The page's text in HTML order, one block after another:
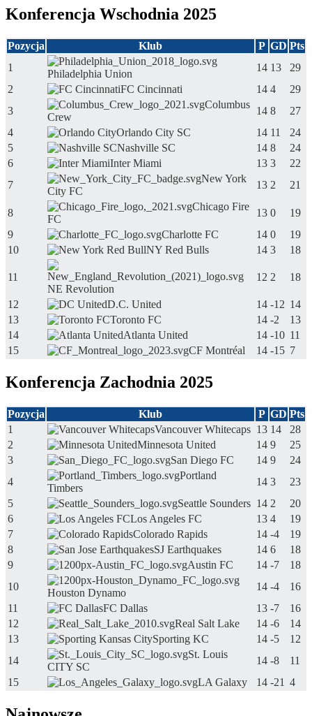
Konferencja Wschodnia 2025
Pozycja Klub P GD Pts
1
Philadelphia Union
14 13
29
2
FC Cincinnati 14 4
29
3
Columbus
Crew
14 8
27
4
Orlando City SC 14 11
24
5
Nashville SC 14 8
24
6
Inter Miami 13 3
22
7
New York
City FC
13 2 21
8
Chicago Fire
FC
13 0
19
9
Charlotte FC 14 0
19
10
NY Red Bulls 14 3 18
11
NE Revolution
12 2 18
12 D.C. United 14 -12 14
13
Toronto FC 14 -2
13
14
Atlanta United 14 -10 11
15
CF Montréal 14 -15 7
Konferencja Zachodnia 2025
Pozycja Klub P GD Pts
1
Vancouver Whitecaps 13 14
28
2
Minnesota United 14 9
25
3
San Diego FC 14 9
24
4
Portland
Timbers
14 3
23
5
Seattle Sounders 14 2
20
6
Los Angeles FC 13 4
19
7
Colorado Rapids 14 -4
19
8
SJ Earthquakes 14 6
18
9
Austin FC 14 -7
18
10
Houston Dynamo
14 -4
16
11
FC Dallas 13 -7
16
12
Real Salt Lake 14 -6
14
13
Sporting KC 14 -5
12
14
St. Louis
CITY SC
14 -8
11
15
LA Galaxy 14 -21 4